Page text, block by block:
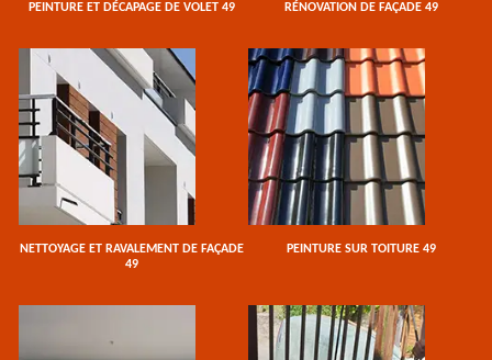
PEINTURE ET DÉCAPAGE DE VOLET 49 RÉNOVATION DE FAÇADE 49
NETTOYAGE ET RAVALEMENT DE FAÇADE
49
PEINTURE SUR TOITURE 49